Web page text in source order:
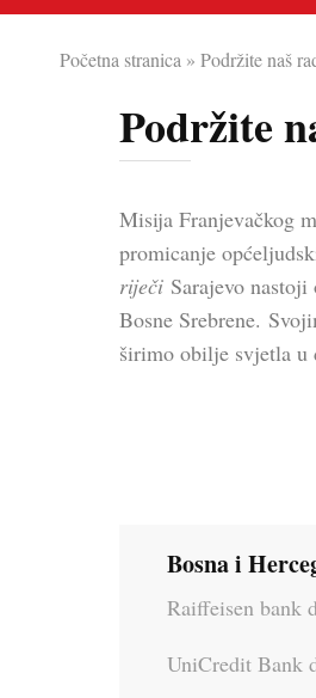
Početna stranica » Podržite naš
Podržite
Misija Franjevačkog
promicanje
riječi Sarajevo
Bosne Srebrene.
širimo obilje svjetla u
Bosna i
Raiffeisen bank
UniCredit Bank